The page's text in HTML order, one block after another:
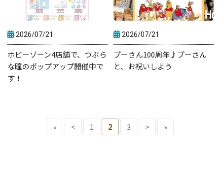
2026/07/21
ホビーゾーン4店舗で、つぶら
な瞳のポップアップ開催中で
す！
2026/07/21
プーさん100周年♪プーさん
と、お祝いしよう
« < 1 2 3 > »